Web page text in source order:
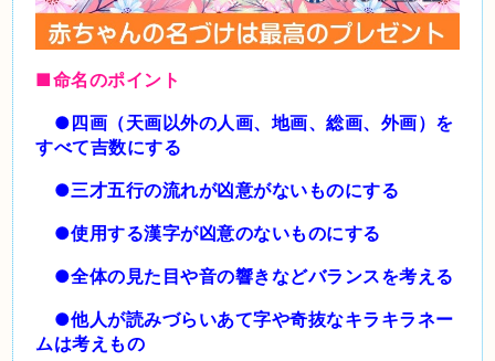
■命名のポイント
●四画（天画以外の人画、地画、総画、外画）を
すべて吉数にする
●三才五行の流れが凶意がないものにする
●使用する漢字が凶意のないものにする
●全体の見た目や音の響きなどバランスを考える
●他人が読みづらいあて字や奇抜なキラキラネー
ムは考えもの